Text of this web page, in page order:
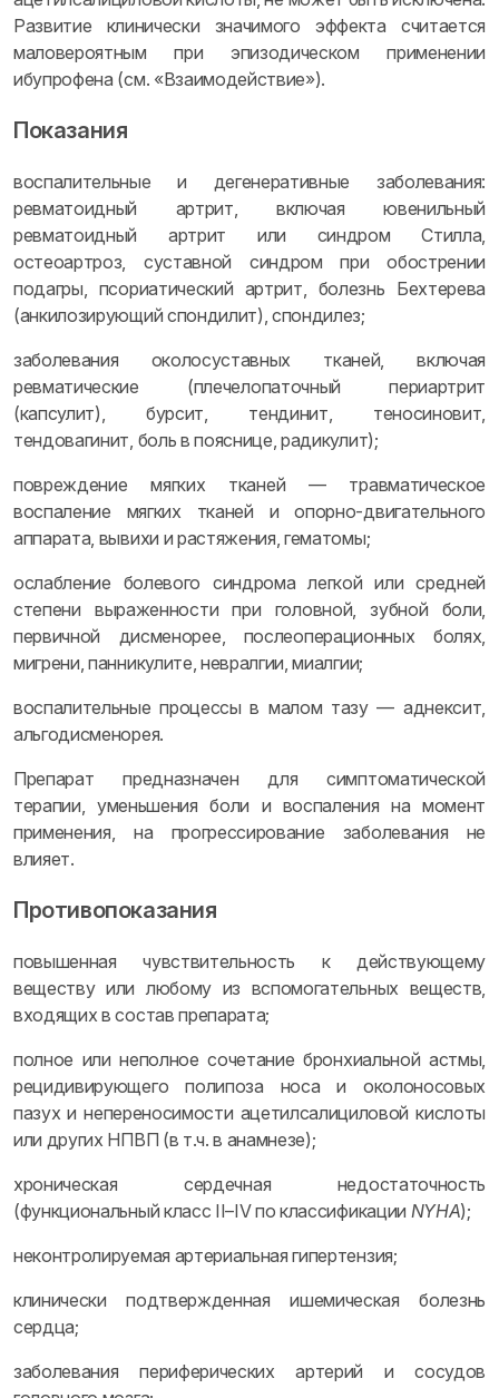
Развитие клинически значимого эффекта считается
маловероятным при эпизодическом применении
ибупрофена (см. «Взаимодействие»).
Показания
воспалительные и дегенеративные заболевания:
ревматоидный артрит, включая ювенильный
ревматоидный артрит или синдром Стилла,
остеоартроз, суставной синдром при обострении
подагры, псориатический артрит, болезнь Бехтерева
(анкилозирующий спондилит), спондилез;
заболевания околосуставных тканей, включая
ревматические (плечелопаточный периартрит
(капсулит), бурсит, тендинит, теносиновит,
тендовагинит, боль в пояснице, радикулит);
повреждение мягких тканей — травматическое
воспаление мягких тканей и опорно-двигательного
аппарата, вывихи и растяжения, гематомы;
ослабление болевого синдрома легкой или средней
степени выраженности при головной, зубной боли,
первичной дисменорее, послеоперационных болях,
мигрени, панникулите, невралгии, миалгии;
воспалительные процессы в малом тазу — аднексит,
альгодисменорея.
Препарат предназначен для симптоматической
терапии, уменьшения боли и воспаления на момент
применения, на прогрессирование заболевания не
влияет.
Противопоказания
повышенная чувствительность к действующему
веществу или любому из вспомогательных веществ,
входящих в состав препарата;
полное или неполное сочетание бронхиальной астмы,
рецидивирующего полипоза носа и околоносовых
пазух и непереносимости ацетилсалициловой кислоты
или других НПВП (в т.ч. в анамнезе);
хроническая сердечная недостаточность
(функциональный класс II–IV по классификации NYHA);
неконтролируемая артериальная гипертензия;
клинически подтвержденная ишемическая болезнь
сердца;
заболевания периферических артерий и сосудов